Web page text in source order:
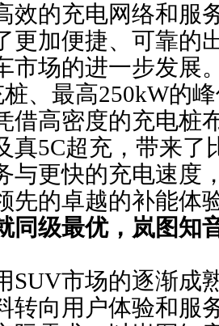
效的充电网络和服
更加便捷、可靠的
市场的进一步发展
桩、最高250kW的
借高密度的充电桩
真5C超充，带来了
与更快的充电速度
先的卓越的补能体
同级最优， 岚图知
SUV市场的逐渐成
转向用户体验和服